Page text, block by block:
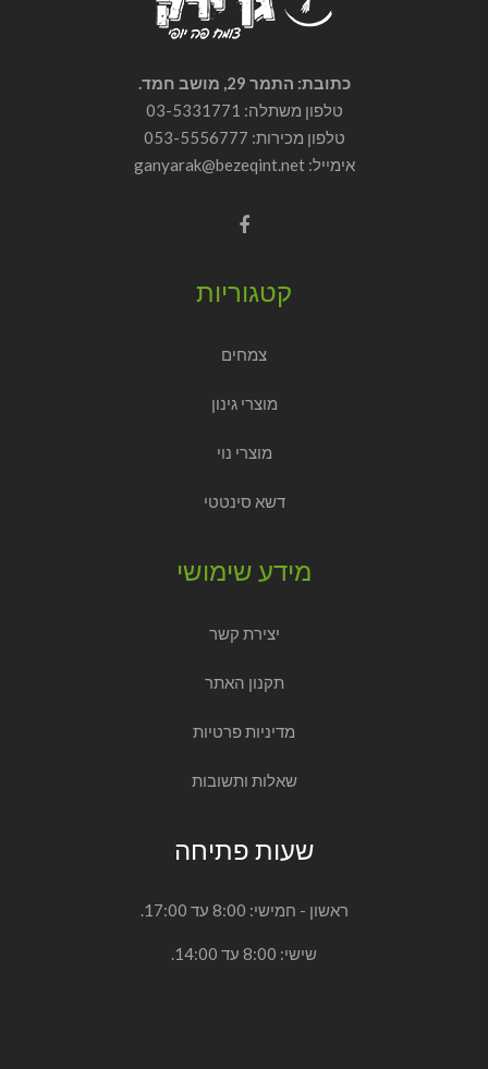
כתובת: התמר 29, מושב חמד.
טלפון משתלה: 03-5331771
טלפון מכירות: 053-5556777
אימייל: ganyarak@bezeqint.net
קטגוריות
צמחים
מוצרי גינון
מוצרי נוי
דשא סינטטי
מידע שימושי
יצירת קשר
תקנון האתר
מדיניות פרטיות
שאלות ותשובות
שעות פתיחה
ראשון - חמישי: 8:00 עד 17:00.
שישי: 8:00 עד 14:00.